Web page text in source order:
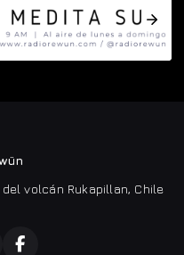
volcán Rukapillan, Chile